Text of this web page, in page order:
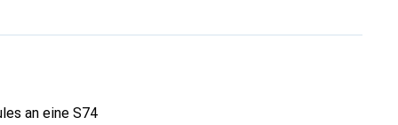
an eine S74